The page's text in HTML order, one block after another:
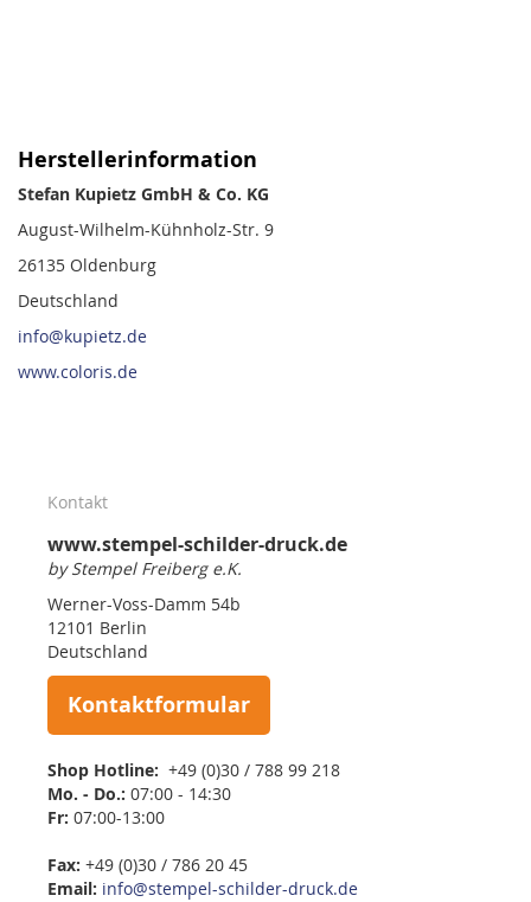
Herstellerinformation
Stefan Kupietz GmbH & Co. KG
August-Wilhelm-Kühnholz-Str. 9
26135 Oldenburg
Deutschland
info@kupietz.de
www.coloris.de
Kontakt
www.stempel-schilder-druck.de
by Stempel Freiberg e.K.
Werner-Voss-Damm 54b
12101 Berlin
Deutschland
Kontaktformular
Shop Hotline: +49 (0)30 / 788 99 218
Mo. - Do.: 07:00 - 14:30
Fr: 07:00-13:00
Fax: +49 (0)30 / 786 20 45
Email: info@stempel-schilder-druck.de